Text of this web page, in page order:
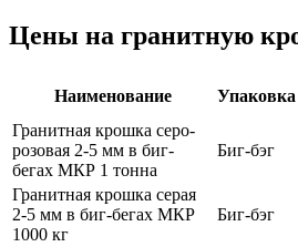
Цены на гранитную
Наименование Упаковка
Гранитная крошка серо-
розовая 2-5 мм в биг-
бегах МКР 1 тонна
Биг-бэг
Гранитная крошка серая
2-5 мм в биг-бегах МКР
1000 кг
Биг-бэг